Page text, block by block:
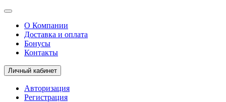
О Компании
Доставка и оплата
Бонусы
Контакты
Личный кабинет
Авторизация
Регистрация